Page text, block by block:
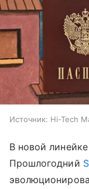
Источник: Hi-Tech
В новой
Прошлогодний